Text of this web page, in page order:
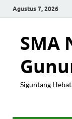
Agustus 7, 2026
SMA
Siguntang